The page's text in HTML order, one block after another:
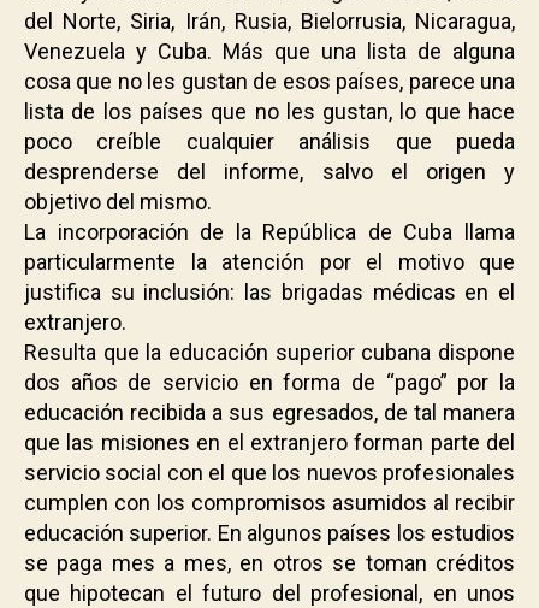
del Norte, Siria, Irán, Rusia, Bielorrusia, Nicaragua,
Venezuela y Cuba. Más que una lista de alguna
cosa que no les gustan de esos países, parece una
lista de los países que no les gustan, lo que hace
poco creíble cualquier análisis que pueda
desprenderse del informe, salvo el origen y
objetivo del mismo.
La incorporación de la República de Cuba llama
particularmente la atención por el motivo que
justifica su inclusión: las brigadas médicas en el
extranjero.
Resulta que la educación superior cubana dispone
dos años de servicio en forma de “pago” por la
educación recibida a sus egresados, de tal manera
que las misiones en el extranjero forman parte del
servicio social con el que los nuevos profesionales
cumplen con los compromisos asumidos al recibir
educación superior. En algunos países los estudios
se paga mes a mes, en otros se toman créditos
que hipotecan el futuro del profesional, en unos